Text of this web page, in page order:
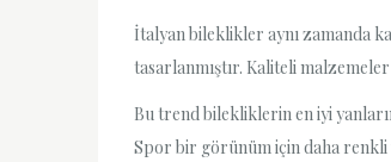
İtalyan bileklikler aynı zamanda
tasarlanmıştır. Kaliteli
Bu trend bilekliklerin en iyi
Spor bir görünüm için daha renkli